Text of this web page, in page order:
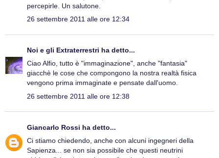
percepirle. Un salutone.
26 settembre 2011 alle ore 12:34
Noi e gli Extraterrestri ha detto...
Ciao Alfio, tutto è "immaginazione", anche "fantasia"
giacchè le cose che compongono la nostra realtà fisica
vengono prima immaginate e pensate dall'uomo.
26 settembre 2011 alle ore 12:38
Giancarlo Rossi ha detto...
Ci stiamo chiedendo, anche con alcuni ingegneri della
Sapienza... se non sia possibile che questi neutrini